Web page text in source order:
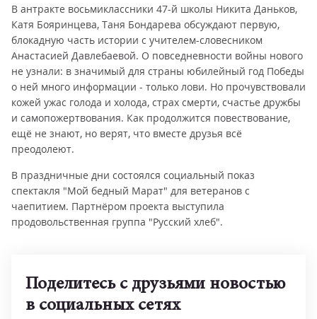
В антракте восьмиклассники 47-й школы Никита Даньков,
Катя Бояринцева, Таня Бондарева обсуждают первую,
блокадную часть истории с учителем-словесником
Анастасией Давлебаевой. О повседневности войны нового
не узнали: в значимый для страны юбилейный год Победы
о ней много информации - только лови. Но прочувствовали
кожей ужас голода и холода, страх смерти, счастье дружбы
и самопожертвования. Как продолжится повествование,
ещё не знают, но верят, что вместе друзья всё
преодолеют.
В праздничные дни состоялся социальный показ
спектакля "Мой бедный Марат" для ветеранов с
чаепитием. Партнёром проекта выступила
продовольственная группа "Русский хлеб".
Поделитесь с друзьями новостью
в социальных сетях